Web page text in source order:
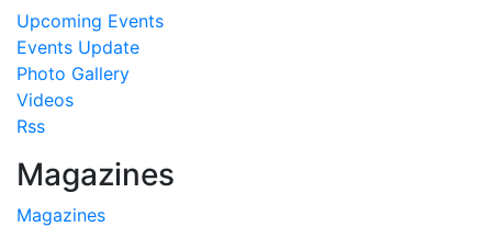
Upcoming Events
Events Update
Photo Gallery
Videos
Rss
Magazines
Magazines